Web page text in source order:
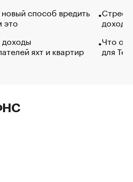
способ вредить
это
доходы
яхт и квартир
Что
для